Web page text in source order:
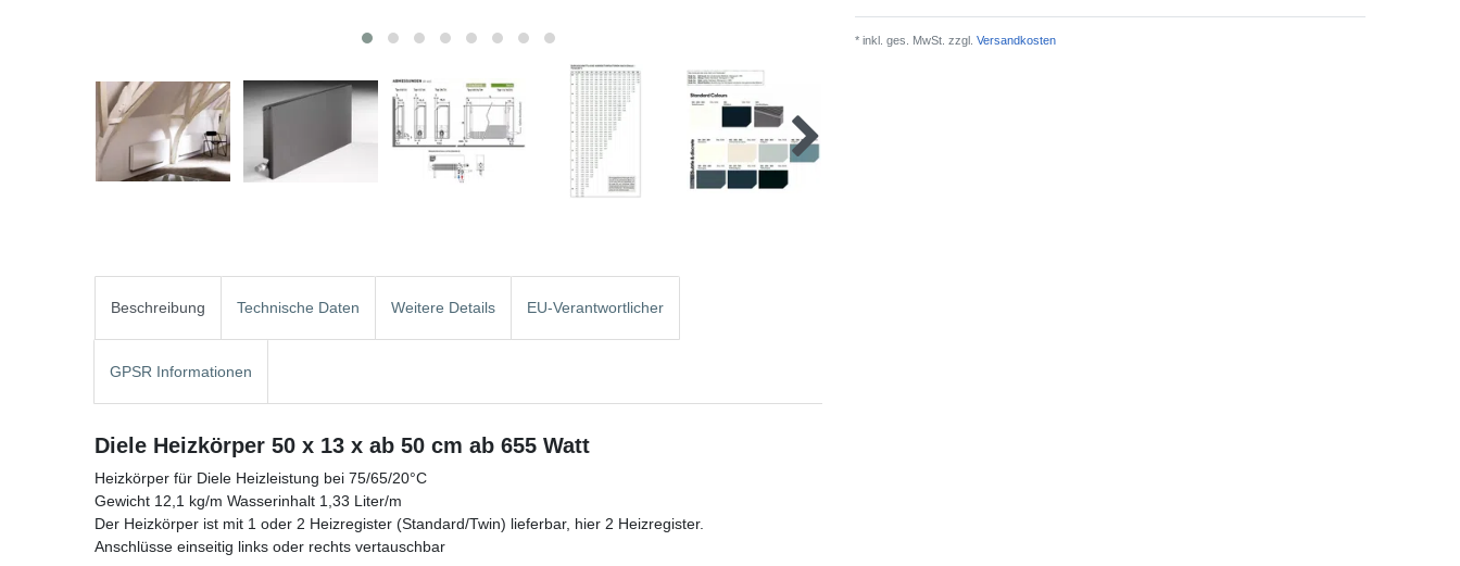
* inkl. ges. MwSt. zzgl. Versandkosten
Beschreibung Technische Daten Weitere Details EU-Verantwortlicher
GPSR Informationen
Diele Heizkörper 50 x 13 x ab 50 cm ab 655 Watt
Heizkörper für Diele Heizleistung bei 75/65/20°C
Gewicht 12,1 kg/m Wasserinhalt 1,33 Liter/m
Der Heizkörper ist mit 1 oder 2 Heizregister (Standard/Twin) lieferbar, hier 2 Heizregister.
Anschlüsse einseitig links oder rechts vertauschbar